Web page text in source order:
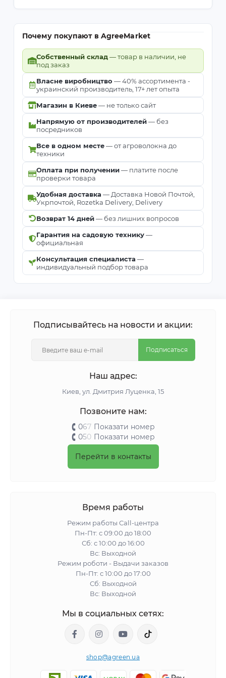
Почему покупают в AgreeMarket
Собственный склад— товар в наличии, не
под заказ
Власне виробництво — 40% ассортимента -
украинский производитель, 17+ лет опыта
Магазин в Киеве— не только сайт
Напрямую от производителей— без
посредников
Все в одном месте— от агроволокна до
техники
Оплата при получении— платите после
проверки товара
Удобная доставка — Доставка Новой Почтой,
Укрпочтой, Rozetka Delivery, Delivery
Возврат 14 дней— без лишних вопросов
Гарантия на садовую технику—
официальная
Консультация специалиста —
индивидуальный подбор товара
Подписывайтесь на новости и акции:
Подписаться
Наш адрес:
Киeв, ул. Дмитрия Луценка, 15
Позвоните нам:
067 Показати номер
050 Показати номер
Перейти в контакты
Время работы
Режим работы Call-центра
Пн-Пт: с 09:00 до 18:00
Сб: с 10:00 до 16:00
Вс: Выходной
Режим роботи - Выдачи заказов
Пн-Пт: с 10:00 до 17:00
Сб: Выходной
Вс: Выходной
Мы в социальных сетях:
shop@agreen.ua